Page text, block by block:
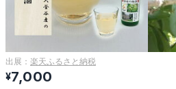
出展： 楽天ふるさと納税
¥7,000